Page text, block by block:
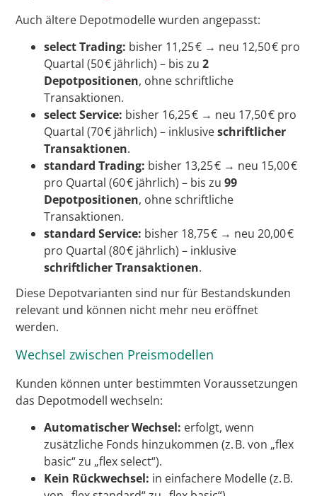
Auch ältere Depotmodelle wurden angepasst:
select Trading: bisher 11,25 € → neu 12,50 € pro
Quartal (50 € jährlich) – bis zu2
Depotpositionen, ohne schriftliche
Transaktionen.
select Service: bisher 16,25 € → neu 17,50 € pro
Quartal (70 € jährlich) – inklusiveschriftlicher
Transaktionen.
standard Trading: bisher 13,25 € → neu 15,00 €
pro Quartal (60 € jährlich) – bis zu99
Depotpositionen, ohne schriftliche
Transaktionen.
standard Service: bisher 18,75 € → neu 20,00 €
pro Quartal (80 € jährlich) – inklusive
schriftlicher Transaktionen.
Diese Depotvarianten sind nur für Bestandskunden
relevant und können nicht mehr neu eröffnet
werden.
Wechsel zwischen Preismodellen
Kunden können unter bestimmten Voraussetzungen
das Depotmodell wechseln:
Automatischer Wechsel: erfolgt, wenn
zusätzliche Fonds hinzukommen (z. B. von „flex
basic“ zu „flex select“).
Kein Rückwechsel: in einfachere Modelle (z. B.